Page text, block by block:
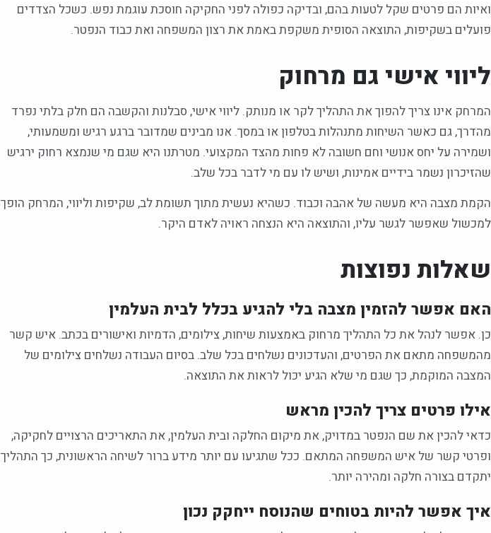
ואיות הם פרטים שקל לטעות בהם, ובדיקה כפולה לפני החקיקה חוסכת עוגמת נפש. כשכל הצדדים
פועלים בשקיפות, התוצאה הסופית משקפת באמת את רצון המשפחה ואת כבוד הנפטר.
ליווי אישי גם מרחוק
המרחק אינו צריך להפוך את התהליך לקר או מנותק. ליווי אישי, סבלנות והקשבה הם חלק בלתי נפרד
מהדרך, גם כאשר השיחות מתנהלות בטלפון או במסך. אנו מבינים שמדובר ברגע רגיש ומשמעותי,
ושמירה על יחס אנושי וחם חשובה לא פחות מהצד המקצועי. מטרתנו היא שגם מי שנמצא רחוק ירגיש
שהזיכרון נשמר בידיים אמינות, ושיש לו עם מי לדבר בכל שלב.
הקמת מצבה היא מעשה של אהבה וכבוד. כשהיא נעשית מתוך תשומת לב, שקיפות וליווי, המרחק הופך
למכשול שאפשר לגשר עליו, והתוצאה היא הנצחה ראויה לאדם היקר.
שאלות נפוצות
האם אפשר להזמין מצבה בלי להגיע בכלל לבית העלמין
כן. אפשר לנהל את כל התהליך מרחוק באמצעות שיחות, צילומים, הדמיות ואישורים בכתב. איש קשר
מהמשפחה מתאם את הפרטים, והעדכונים נשלחים בכל שלב. בסיום העבודה נשלחים צילומים של
המצבה המוקמת, כך שגם מי שלא הגיע יכול לראות את התוצאה.
אילו פרטים צריך להכין מראש
כדאי להכין את שם הנפטר במדויק, את מיקום החלקה ובית העלמין, את התאריכים הרצויים לחקיקה,
ופרטי קשר של איש המשפחה המתאם. ככל שתגיעו עם יותר מידע ברור לשיחה הראשונית, כך התהליך
יתקדם בצורה חלקה ומהירה יותר.
איך אפשר להיות בטוחים שהנוסח ייחקק נכון